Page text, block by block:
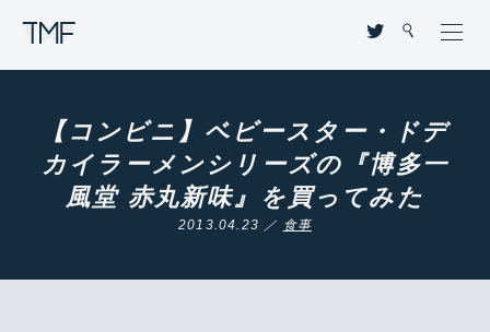
【コンビニ】ベビースター・ドデ
カイラーメンシリーズの『博多一
風堂 赤丸新味』を買ってみた
2013.04.23 ／ 食事